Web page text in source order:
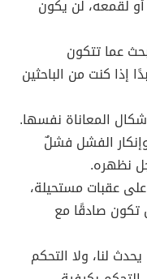
لقمعه، لن يكون
عما تتكون
إذا كنت من الباحثين
المعاناة نفسها.
الفشل فشلٌ
نظهره.
عقبات مستحيلة،
تكون صادقًا مع
لنا، ولا التحكم